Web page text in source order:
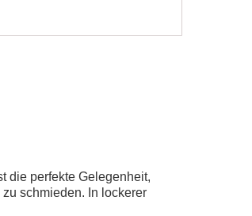
die perfekte Gelegenheit,
schmieden. In lockerer